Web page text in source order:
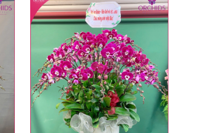
hoàn toàn thủ công nên có thể sẽ
quan, tùy vào thời điểm hoa nở
độ giống mẫu khoảng 80-90%,
hàng để thông báo và tư vấn
không liên lạc được với người